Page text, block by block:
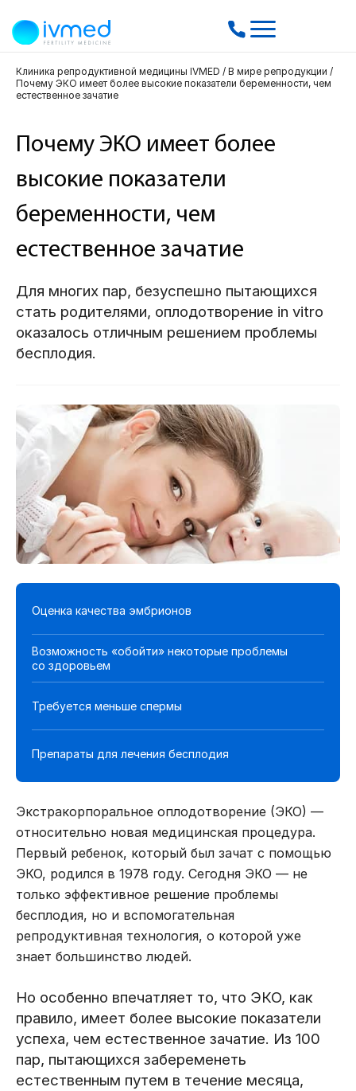
Клиника репродуктивной медицины IVMED / В мире репродукции /
Почему ЭКО имеет более высокие показатели беременности, чем
естественное зачатие
Почему ЭКО имеет более
высокие показатели
беременности, чем
естественное зачатие
Для многих пар, безуспешно пытающихся
стать родителями, оплодотворение in vitro
оказалось отличным решением проблемы
бесплодия.
Оценка качества эмбрионов
Возможность «обойти» некоторые проблемы
со здоровьем
Требуется меньше спермы
Препараты для лечения бесплодия
Экстракорпоральное оплодотворение (ЭКО) —
относительно новая медицинская процедура.
Первый ребенок, который был зачат с помощью
ЭКО, родился в 1978 году. Сегодня ЭКО — не
только эффективное решение проблемы
бесплодия, но и вспомогательная
репродуктивная технология, о которой уже
знает большинство людей.
Но особенно впечатляет то, что ЭКО, как
правило, имеет более высокие показатели
успеха, чем естественное зачатие. Из 100
пар, пытающихся забеременеть
естественным путем в течение месяца,